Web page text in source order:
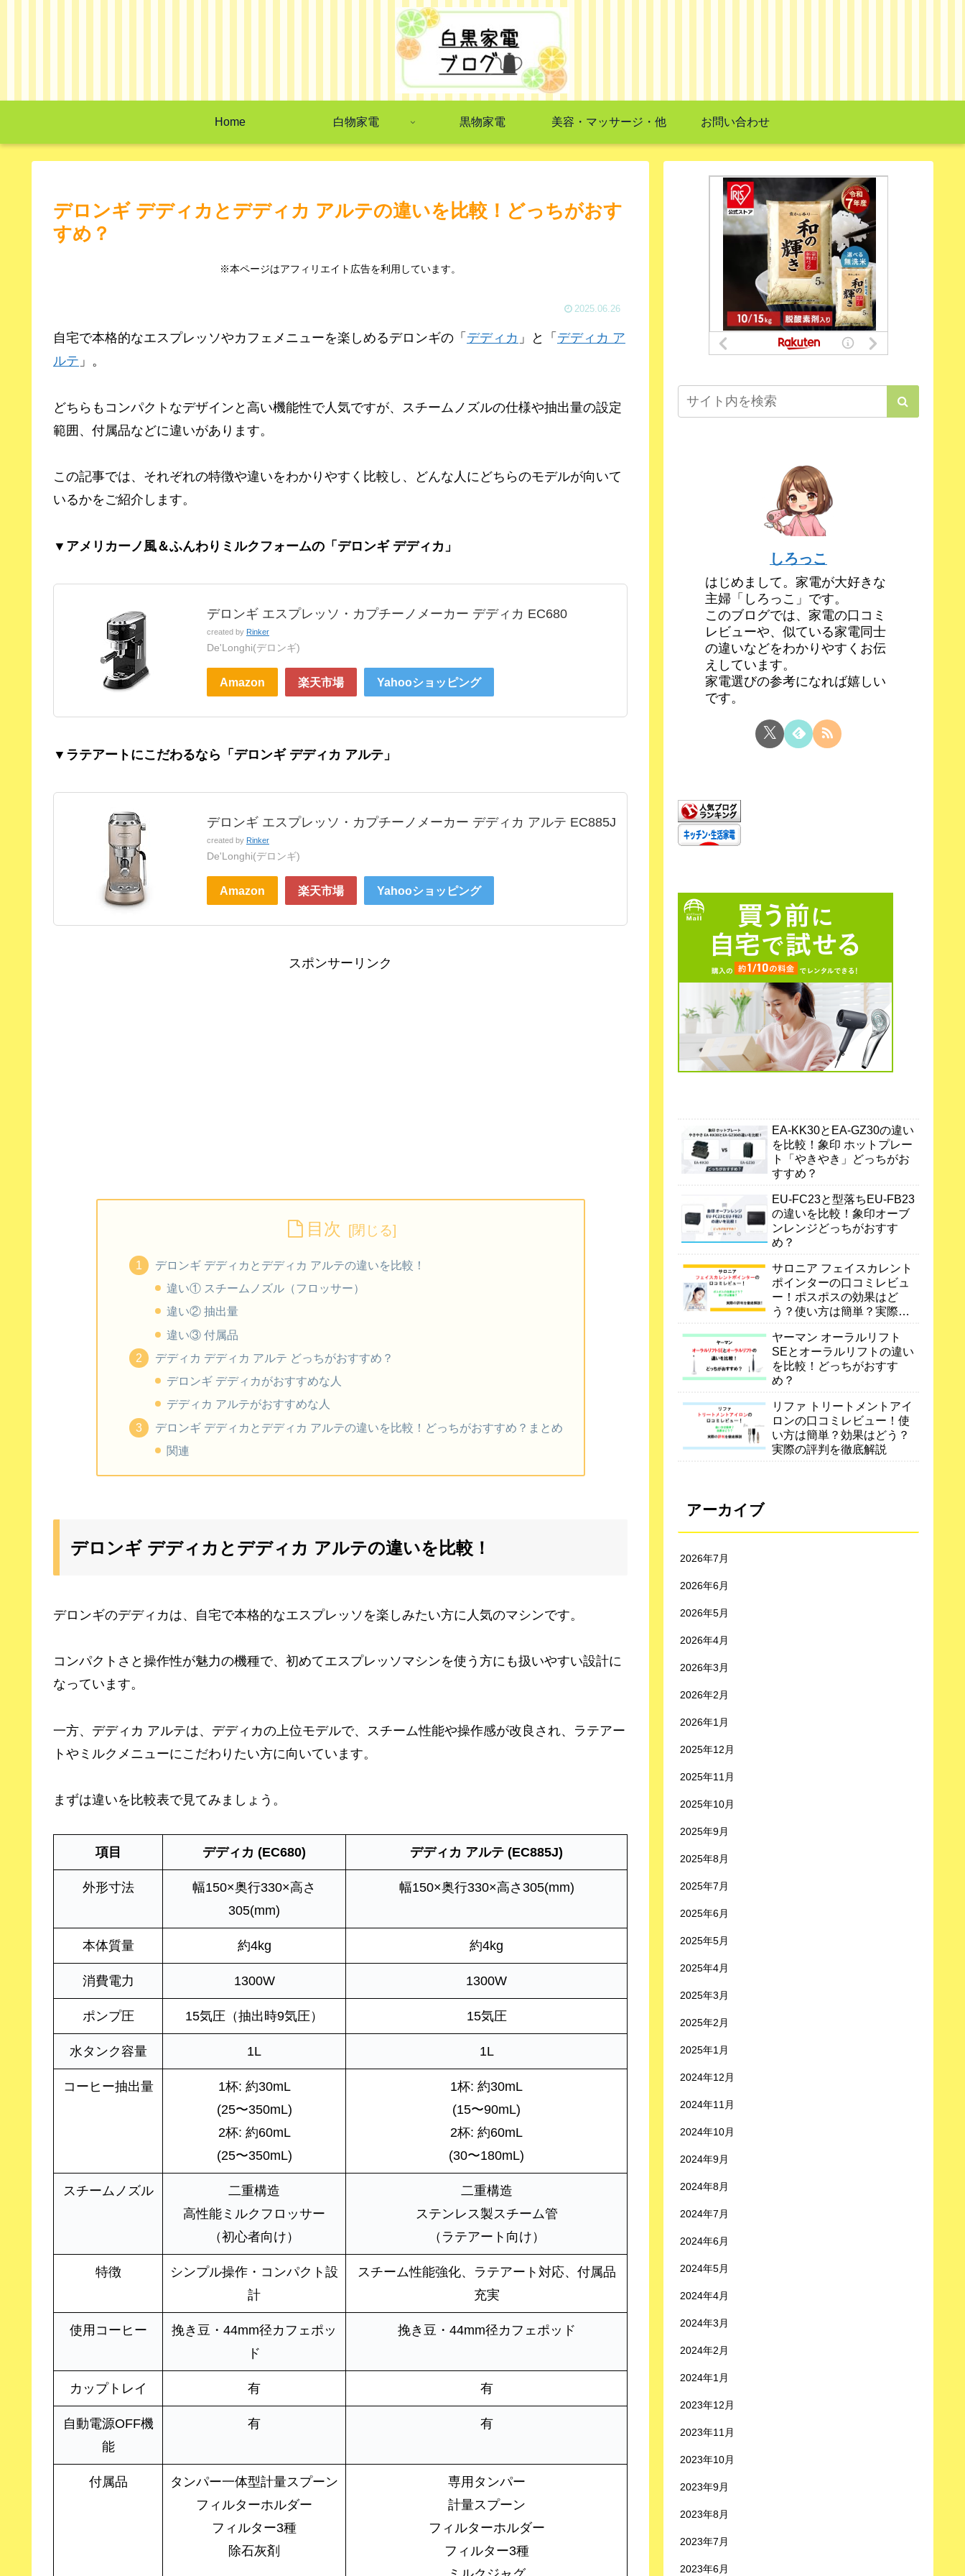
Home 白物家電 黒物家電 美容・マッサージ・他 お問い合わせ
デロンギ デディカとデディカ アルテの違いを比較！どっちがおす
すめ？
※本ページはアフィリエイト広告を利用しています。
2025.06.26
自宅で本格的なエスプレッソやカフェメニューを楽しめるデロンギの「 デディカ 」と「 デディカ ア
ルテ 」。
どちらもコンパクトなデザインと高い機能性で人気ですが、スチームノズルの仕様や抽出量の設定
範囲、付属品などに違いがあります。
この記事では、それぞれの特徴や違いをわかりやすく比較し、どんな人にどちらのモデルが向いて
いるかをご紹介します。
▼アメリカーノ風＆ふんわりミルクフォームの「デロンギ デディカ」
デロンギ エスプレッソ・カプチーノメーカー デディカ EC680
created by Rinker
De'Longhi(デロンギ)
Amazon 楽天市場 Yahooショッピング
▼ラテアートにこだわるなら「デロンギ デディカ アルテ」
デロンギ エスプレッソ・カプチーノメーカー デディカ アルテ EC885J
created by Rinker
De'Longhi(デロンギ)
Amazon 楽天市場 Yahooショッピング
スポンサーリンク
目次
デロンギ デディカとデディカ アルテの違いを比較！
違い① スチームノズル（フロッサー）
違い② 抽出量
違い③ 付属品
デディカ デディカ アルテ どっちがおすすめ？
デロンギ デディカがおすすめな人
デディカ アルテがおすすめな人
デロンギ デディカとデディカ アルテの違いを比較！どっちがおすすめ？まとめ
関連
デロンギ デディカとデディカ アルテの違いを比較！
デロンギのデディカは、自宅で本格的なエスプレッソを楽しみたい方に人気のマシンです。
コンパクトさと操作性が魅力の機種で、初めてエスプレッソマシンを使う方にも扱いやすい設計に
なっています。
一方、デディカ アルテは、デディカの上位モデルで、スチーム性能や操作感が改良され、ラテアー
トやミルクメニューにこだわりたい方に向いています。
まずは違いを比較表で見てみましょう。
項目 デディカ (EC680) デディカ アルテ (EC885J)
外形寸法
幅150×奥行330×高さ
305(mm)
幅150×奥行330×高さ305(mm)
本体質量 約4kg 約4kg
消費電力 1300W 1300W
ポンプ圧 15気圧（抽出時9気圧） 15気圧
水タンク容量 1L 1L
コーヒー抽出量
1杯: 約30mL
(25〜350mL)
2杯: 約60mL
(25〜350mL)
1杯: 約30mL
(15〜90mL)
2杯: 約60mL
(30〜180mL)
スチームノズル
二重構造
高性能ミルクフロッサー
（初心者向け）
二重構造
ステンレス製スチーム管
（ラテアート向け）
特徴
シンプル操作・コンパクト設
計
スチーム性能強化、ラテアート対応、付属品
充実
使用コーヒー
挽き豆・44mm径カフェポッ
ド
挽き豆・44mm径カフェポッド
カップトレイ 有 有
自動電源OFF機
能
有 有
付属品
タンパー一体型計量スプーン
フィルターホルダー
フィルター3種
除石灰剤
専用タンパー
計量スプーン
フィルターホルダー
フィルター3種
しろっこ
はじめまして。家電が大好きな
主婦「しろっこ」です。
このブログでは、家電の口コミ
レビューや、似ている家電同士
の違いなどをわかりやすくお伝
えしています。
家電選びの参考になれば嬉しい
です。
EA-KK30とEA-GZ30の違い
を比較！象印 ホットプレー
ト「やきやき」どっちがお
すすめ？
EU-FC23と型落ちEU-FB23
の違いを比較！象印オーブ
ンレンジどっちがおすす
め？
サロニア フェイスカレント
ポインターの口コミレビュ
ー！ポスポスの効果はど
う？使い方は簡単？実際の
ヤーマン オーラルリフト
SEとオーラルリフトの違い
を比較！どっちがおすす
め？
リファ トリートメントアイ
ロンの口コミレビュー！使
い方は簡単？効果はどう？
実際の評判を徹底解説
アーカイブ
2026年7月
2026年6月
2026年5月
2026年4月
2026年3月
2026年2月
2026年1月
2025年12月
2025年11月
2025年10月
2025年9月
2025年8月
2025年7月
2025年6月
2025年5月
2025年4月
2025年3月
2025年2月
2025年1月
2024年12月
2024年11月
2024年10月
2024年9月
2024年8月
2024年7月
2024年6月
2024年5月
2024年4月
2024年3月
2024年2月
2024年1月
2023年12月
2023年11月
2023年10月
2023年9月
2023年8月
2023年7月
2023年6月